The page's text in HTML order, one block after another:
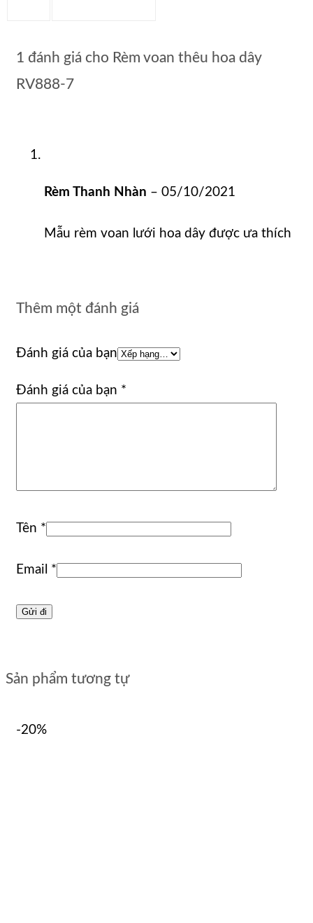
1 đánh giá cho Rèm voan thêu hoa dây
RV888-7
Rèm Thanh Nhàn – 05/10/2021
Mẫu rèm voan lưới hoa dây được ưa thích
Thêm một đánh giá
Đánh giá của bạn
Đánh giá của bạn *
Tên *
Email *
Sản phẩm tương tự
-20%